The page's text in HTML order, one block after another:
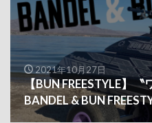
2021年10月27日
【BUN FREESTYLE】
BANDEL & BUN